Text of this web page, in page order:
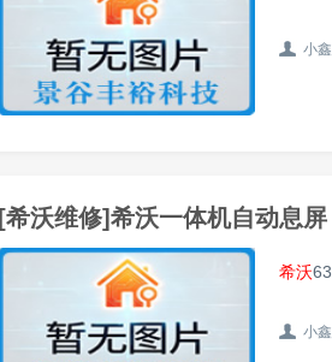
小鑫
[希沃维修]希沃一体机自动息屏
希沃
小鑫